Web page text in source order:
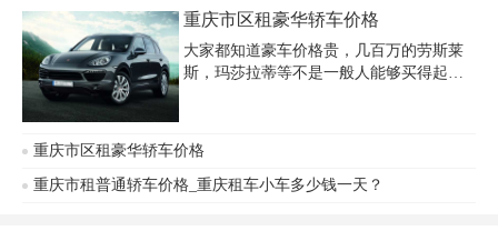
克君越、凯美瑞、金杯商务、瑞风商务、
别克GL8、我们采用24小时接送车服务。
为各种会展、商务提供一流的车辆、一流
的服务。
重庆市区租豪华轿车价格
大家都知道豪车价格贵，几百万的劳斯莱
斯，玛莎拉蒂等不是一般人能够买得起
领导等需要用到的地方才会选择租豪车，
大家可以提前了解一下重庆租豪华轿车价
格，这样以后需要的时候心里才有数。
重庆市区租豪华轿车价格
重庆市租普通轿车价格_重庆租车小车多少钱一天？